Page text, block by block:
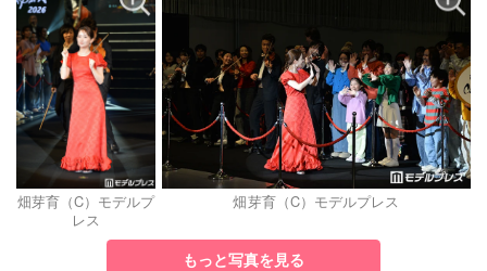
畑芽育（C）モデルプ
レス
畑芽育（C）モデルプレス
もっと写真を見る